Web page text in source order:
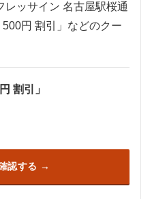
ッサイン 名古屋駅桜通
円 割引」などのクー
割引」
認する